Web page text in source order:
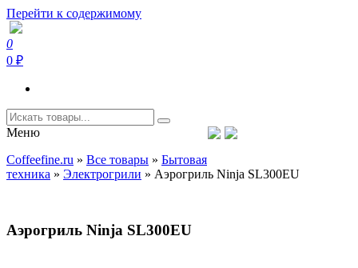
Перейти к содержимому
Coffeefine.ru
Интернет-магазин кофемашин и кофейной техники для дома
0
0 ₽
Меню
Coffeefine.ru » Все товары » Бытовая
техника » Электрогрили » Аэрогриль Ninja SL300EU
Аэрогриль Ninja SL300EU